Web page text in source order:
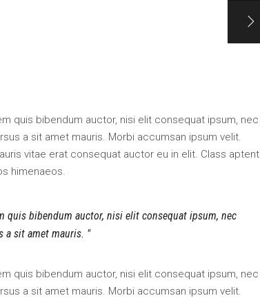
quis bibendum auctor, nisi elit consequat ipsum, nec
a sit amet mauris. Morbi accumsan ipsum velit.
vitae erat consequat auctor eu in elit. Class aptent
himenaeos.
bibendum auctor, nisi elit consequat ipsum, nec
a sit amet mauris.
quis bibendum auctor, nisi elit consequat ipsum, nec
a sit amet mauris. Morbi accumsan ipsum velit.